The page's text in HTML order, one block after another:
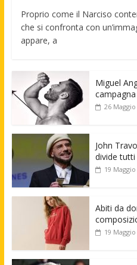
Proprio come il Narciso
che si confronta con
appare, a
Miguel
26 Maggio
John
divide tutti
19 Maggio
Abiti da
19 Maggio